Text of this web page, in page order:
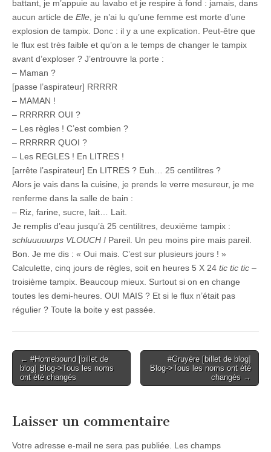
battant, je m’appuie au lavabo et je respire à fond : jamais, dans
aucun article de Elle , je n’ai lu qu’une femme est morte d’une
explosion de tampix. Donc : il y a une explication. Peut-être que
le flux est très faible et qu’on a le temps de changer le tampix
avant d’exploser ? J’entrouvre la porte :
– Maman ?
[passe l’aspirateur] RRRRR
– MAMAN !
– RRRRRR OUI ?
– Les règles ! C’est combien ?
– RRRRRR QUOI ?
– Les REGLES ! En LITRES !
[arrête l’aspirateur] En LITRES ? Euh… 25 centilitres ?
Alors je vais dans la cuisine, je prends le verre mesureur, je me
renferme dans la salle de bain :
– Riz, farine, sucre, lait… Lait.
Je remplis d’eau jusqu’à 25 centilitres, deuxième tampix :
schluuuuurps VLOUCH ! Pareil. Un peu moins pire mais pareil.
Bon. Je me dis : « Oui mais. C’est sur plusieurs jours ! »
Calculette, cinq jours de règles, soit en heures 5 X 24 tic tic tic –
troisième tampix. Beaucoup mieux. Surtout si on en change
toutes les demi-heures. OUI MAIS ? Et si le flux n’était pas
régulier ? Toute la boite y est passée.
Post
navigation
← #Homebound [billet de
blog] Blog->Tous les noms
ont été changés
#Gruyère [billet de blog]
Blog->Tous les noms ont été
changés →
Laisser un commentaire
Votre adresse e-mail ne sera pas publiée.
Les champs